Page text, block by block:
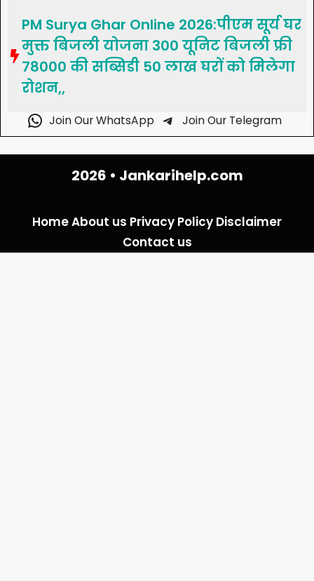
PM Surya Ghar Online 2026:पीएम सूर्य घर
मुक्त बिजली योजना 300 यूनिट बिजली फ्री
78000 की सब्सिडी 50 लाख घरों को मिलेगा
रोशन,,
Join Our WhatsApp Join Our Telegram
2026 • Jankarihelp.com
HomeAbout us Privacy Policy Disclaimer
Contact us